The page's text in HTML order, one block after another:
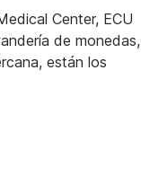
Center, ECU
de monedas,
están los